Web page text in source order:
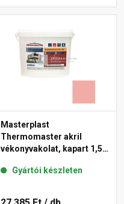
Masterplast
Thermomaster akril
vékonyvakolat, kapart 1,5
Gyártói készleten